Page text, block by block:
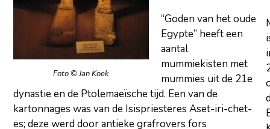
Foto © Jan Koek
“Goden van het oude
Egypte” heeft een
aantal
mummiekisten met
mummies uit de 21e
dynastie en de Ptolemaeïsche tijd. Een van de
kartonnages was van de Isispriesteres Aset-iri-chet-
es; deze werd door antieke grafrovers fors